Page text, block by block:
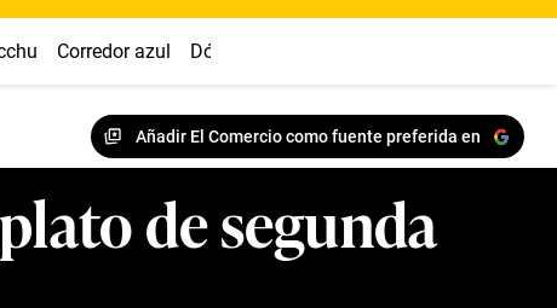
Corredor azul Dólar
Añadir El Comercio como fuente preferida en
de segunda